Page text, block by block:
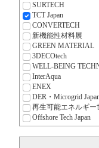
SURTECH
TCT Japan
CONVERTECH
新機能性材料展
GREEN MATERIAL
3DECOtech
WELL-BEING
InterAqua
ENEX
DER・Microgrid
再生可能エネルギー
Offshore Tech Japan